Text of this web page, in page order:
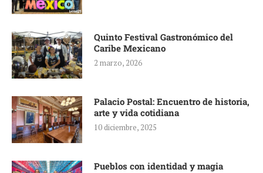
Quinto Festival Gastronómico del
Caribe Mexicano
2 marzo, 2026
Palacio Postal: Encuentro de historia,
arte y vida cotidiana
10 diciembre, 2025
Pueblos con identidad y magia